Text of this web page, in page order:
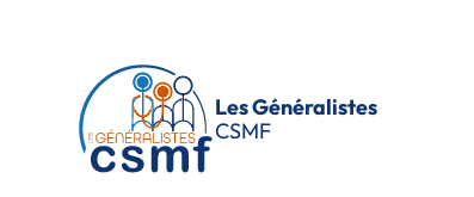
Les Généralistes
CSMF